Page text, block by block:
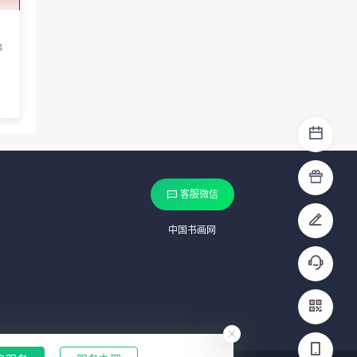
客服微信
中国书画网